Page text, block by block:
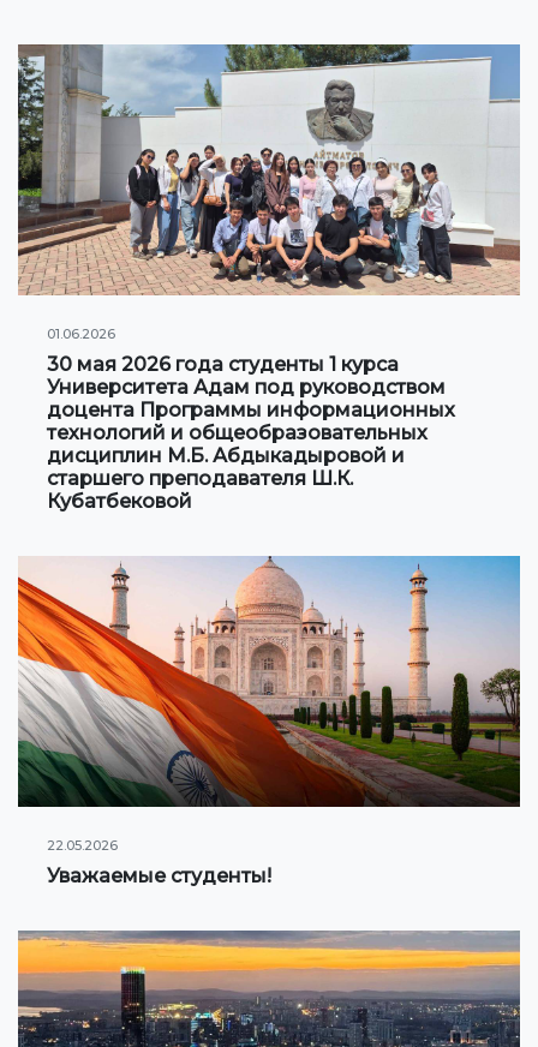
Информация по грантам и стипендиям
НОВОСТИ
КОНТАКТНАЯ ИНФОРМАЦИЯ
АРХИВ
01.06.2026
30 мая 2026 года студенты 1 курса
Университета Адам под руководством
доцента Программы информационных
технологий и общеобразовательных
дисциплин М.Б. Абдыкадыровой и
старшего преподавателя Ш.К.
Кубатбековой
22.05.2026
Уважаемые студенты!